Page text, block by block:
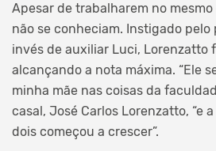
Apesar de trabalharem no
não se conheciam. Instigado pelo
invés de auxiliar Luci, Lorenzatto
alcançando a nota máxima. “Ele
minha mãe nas coisas da
casal, José Carlos Lorenzatto, “e
dois começou a crescer”.